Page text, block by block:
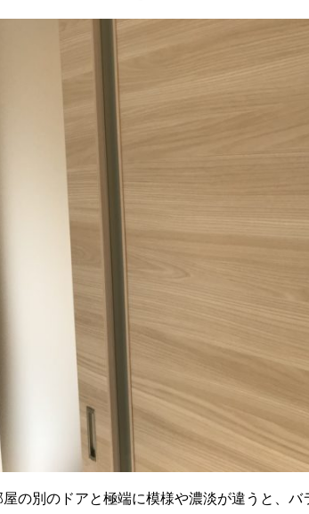
の別のドアと極端に模様や濃淡が違うと、